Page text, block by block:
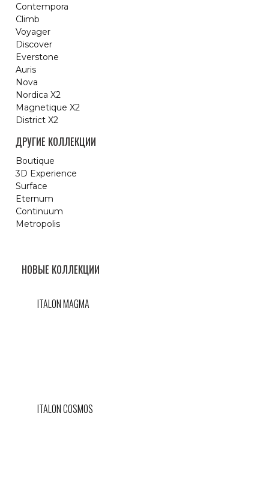
Contempora
Climb
Voyager
Discover
Everstone
Auris
Nova
Nordica X2
Magnetique X2
District X2
ДРУГИЕ КОЛЛЕКЦИИ
Boutique
3D Experience
Surface
Eternum
Continuum
Metropolis
НОВЫЕ КОЛЛЕКЦИИ
ITALON MAGMA
ITALON COSMOS